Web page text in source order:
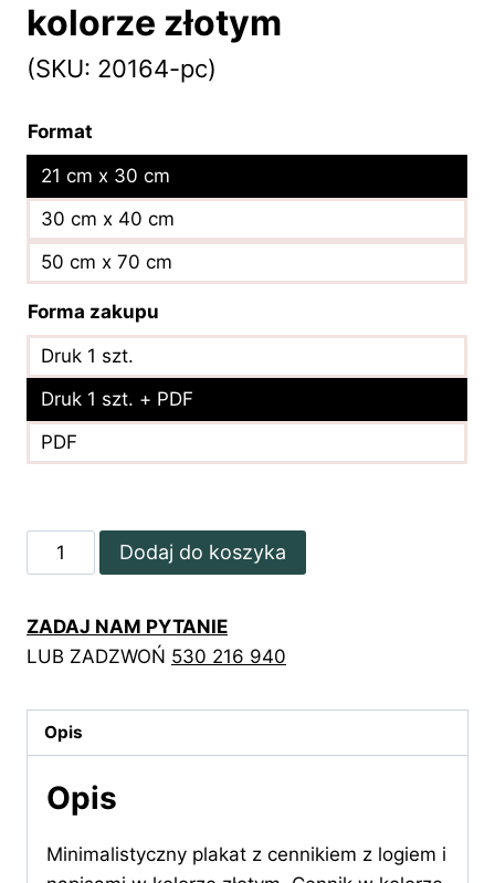
kolorze złotym
(SKU: 20164-pc)
Format
21 cm x 30 cm
30 cm x 40 cm
50 cm x 70 cm
Forma zakupu
Druk 1 szt.
Druk 1 szt. + PDF
PDF
ilość
Minimalistyczny
z
cennikiem
napisami
w
kolorze
złotym
Dodaj do koszyka
ZADAJ NAM PYTANIE
LUB ZADZWOŃ 530 216 940
Opis
Opis
Minimalistyczny plakat z cennikiem z logiem i